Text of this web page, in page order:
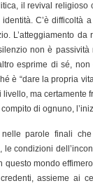
il revival religioso
C’è difficoltà
L’atteggiamento da
non è passività
esprime di sé,
è “dare la propria
ma certamente
di ognuno,
parole finali
condizioni
mondo
assieme ai